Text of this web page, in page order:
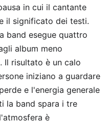
in cui il cantante
il significato dei testi.
band esegue quattro
album meno
Il risultato è un calo
iniziano a guardare
e l'energia generale
la band spara i tre
è